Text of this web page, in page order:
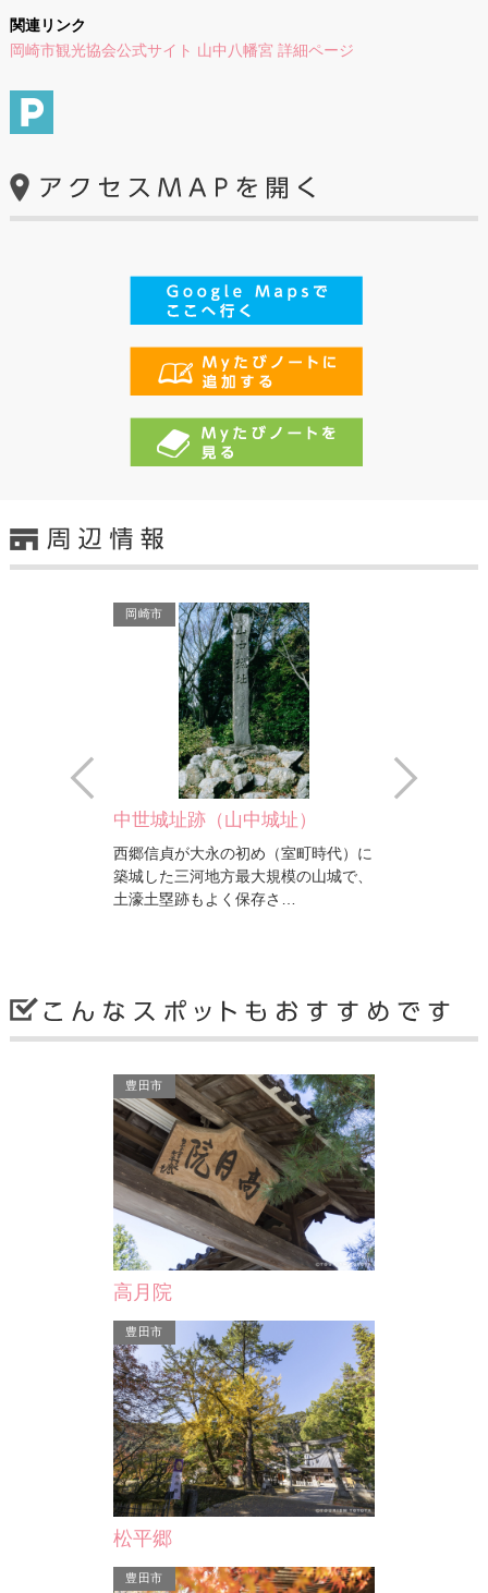
関連リンク
岡崎市観光協会公式サイト 山中八幡宮 詳細ページ
岡崎市
中世城址跡（山中城址）
西郷信貞が大永の初め（室町時代）に
築城した三河地方最大規模の山城で、
土濠土塁跡もよく保存さ…
藤川宿資料館
脇本陣跡に作られた資料展示館。藤川
宿に関する資料や高札、駒曵朱印状、
宿場の模型が展示されて…
岡崎市
牛乗山／一畑山薬師寺（一…
を見ることができ、市指定の天然記念
豊田市
高月院
豊田市
松平郷
豊田市